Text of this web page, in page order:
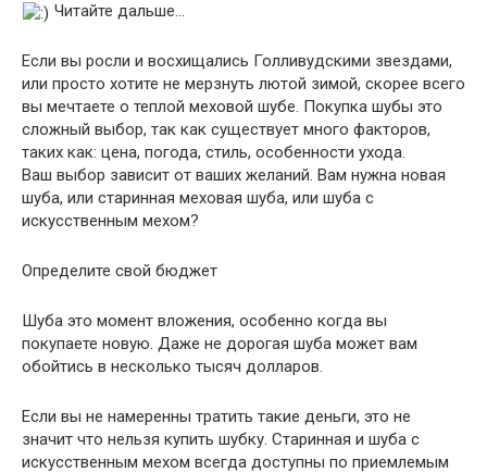
Читайте дальше…
Если вы росли и восхищались Голливудскими звездами,
или просто хотите не мерзнуть лютой зимой, скорее всего
вы мечтаете о теплой меховой шубе. Покупка шубы это
сложный выбор, так как существует много факторов,
таких как: цена, погода, стиль, особенности ухода.
Ваш выбор зависит от ваших желаний. Вам нужна новая
шуба, или старинная меховая шуба, или шуба с
искусственным мехом?
Определите свой бюджет
Шуба это момент вложения, особенно когда вы
покупаете новую. Даже не дорогая шуба может вам
обойтись в несколько тысяч долларов.
Если вы не намеренны тратить такие деньги, это не
значит что нельзя купить шубку. Старинная и шуба с
искусственным мехом всегда доступны по приемлемым